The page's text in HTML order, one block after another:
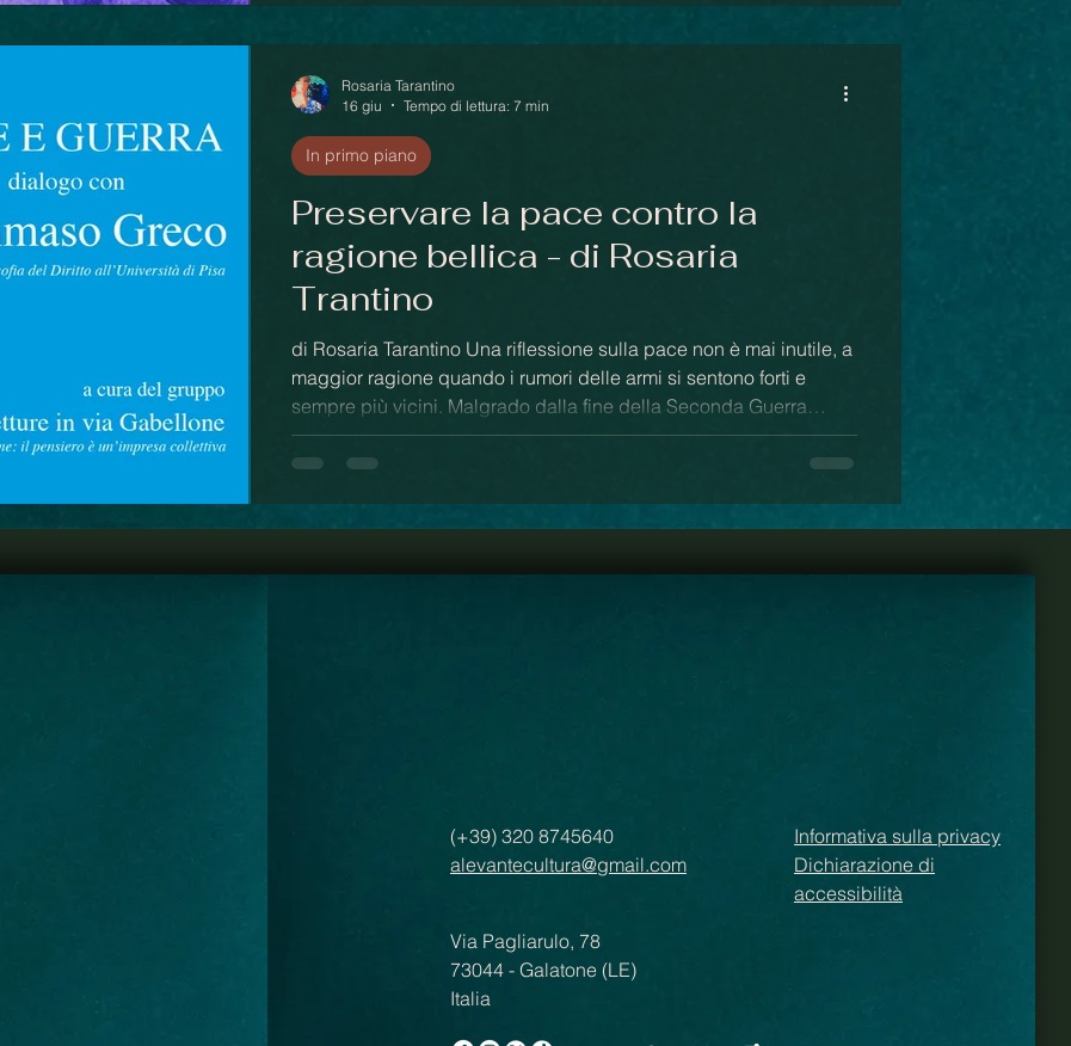
Preservare la pace contro la
ragione bellica - di Rosaria
Trantino
di Rosaria Tarantino Una riflessione sulla pace non è mai inutile, a
maggior ragione quando i rumori delle armi si sentono forti e
sempre più vicini. Malgrado dalla fine della Seconda Guerra
Mondiale non siano mancate tensioni nell’Occidente europeo, si è
pensato a lungo di essere indenni da ogni guerra, si è creduto di
In primo piano
Rosaria Tarantino
16 giu
Tempo di lettura: 7 min
(+39) 320 8745640
alevantecultura@gmail.com
Via Pagliarulo, 78
73044 - Galatone (LE)
Italia
Informativa sulla privacy
Dichiarazione di
accessibilità